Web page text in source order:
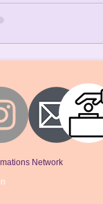
Network